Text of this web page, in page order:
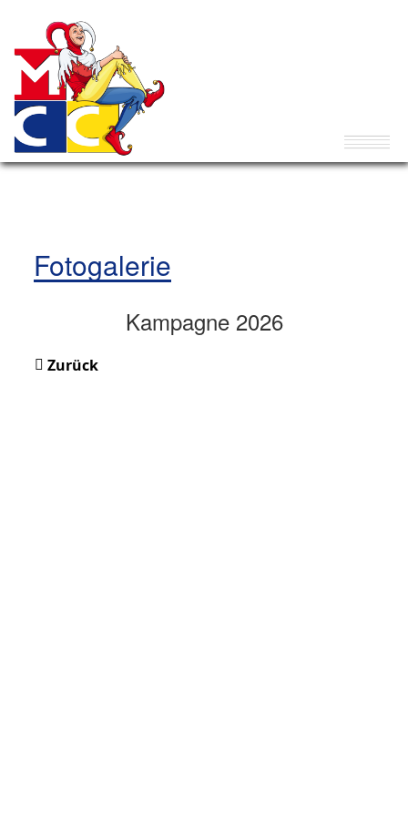
Fotogalerie
Kampagne 2026
Zurück